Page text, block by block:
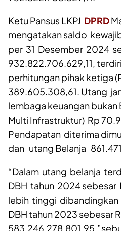
anggaran tahun 2024,
jangka pendek yang
waktu kurang lebih satu
932.822.706.629,11.
Ketu Pansus LKPJ DPRD
mengatakan saldo
per 31 Desember 2024
932.822.706.629,11,
perhitungan pihak ketiga
389.605.308,61. Utang
lembaga keuangan bukan
Multi Infrastruktur) Rp
Pendapatan diterima
dan utang Belanja
“Dalam utang belanja